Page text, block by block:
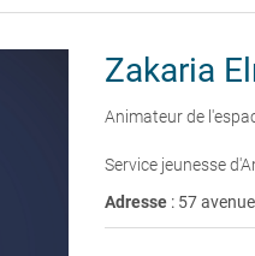
Zakaria
Animateur de
Service jeunesse
Adresse : 57